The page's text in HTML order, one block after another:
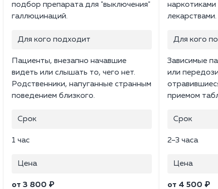
подбор препарата для "выключения"
галлюцинаций.
Для кого подходит
Пациенты, внезапно начавшие
видеть или слышать то, чего нет.
Родственники, напуганные странным
поведением близкого.
Срок
1 час
Цена
от 3 800 ₽
лекарствами.
Для кого
Зависимые
или
приемом
Срок
2–3 часа
Цена
от 4 500 ₽